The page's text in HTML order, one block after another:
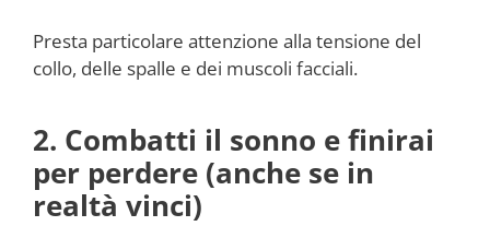
Presta particolare attenzione alla tensione del
collo, delle spalle e dei muscoli facciali.
2. Combatti il sonno e finirai
per perdere (anche se in
realtà vinci)